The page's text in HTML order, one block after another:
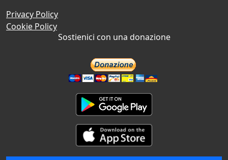
Privacy Policy
Cookie Policy
Sostienici con una donazione